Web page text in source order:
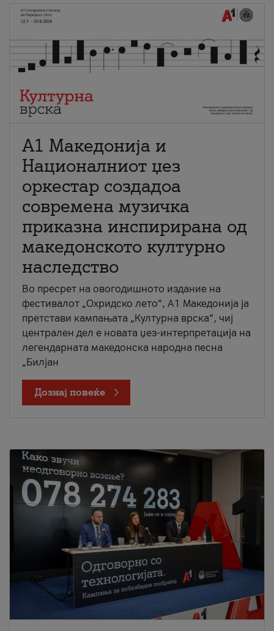
А1 Македонија и
Националниот џез
оркестар создадоа
современа музичка
приказна инспирирана од
македонското културно
наследство
Во пресрет на овогодишното издание на
фестивалот „Охридско лето“, А1 Македонија ја
претстави кампањата „Културна врска“, чиј
централен дел е новата џез-интерпретација на
легендарната македонска народна песна
„Билјан
Дознај повеќе